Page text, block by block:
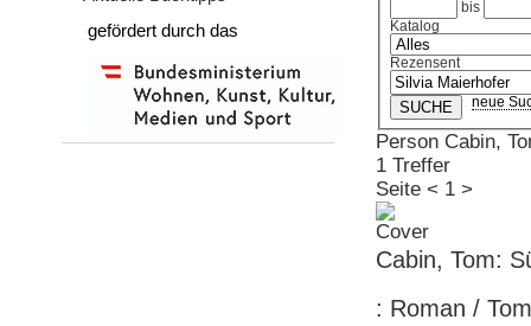
bis
Katalog
Rezensent
neue
Person Cabin,
1 Treffer
Seite < 1 >
Cabin, Tom:
: Roman /
gefördert durch das